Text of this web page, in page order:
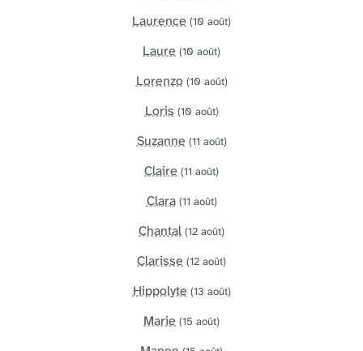
Laurence (10 août)
Laure (10 août)
Lorenzo (10 août)
Loris (10 août)
Suzanne (11 août)
Claire (11 août)
Clara (11 août)
Chantal (12 août)
Clarisse (12 août)
Hippolyte (13 août)
Marie (15 août)